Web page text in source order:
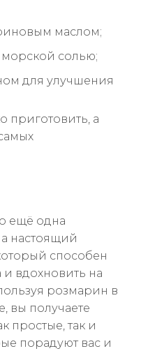
маслом;
солью;
для улучшения
приготовить, а
ещё одна
настоящий
способен
вдохновить на
розмарин в
вы получаете
простые, так и
порадуют вас и